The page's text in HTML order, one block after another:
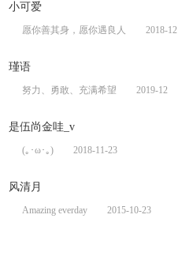
小可爱
愿你善其身，愿你遇良人 2018-12
瑾语
努力、勇敢、充满希望 2019-12
是伍尚金哇_v
(｡･ω･｡) 2018-11-23
风清月
Amazing everday 2015-10-23